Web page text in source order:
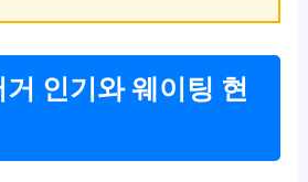
인기와 웨이팅 현